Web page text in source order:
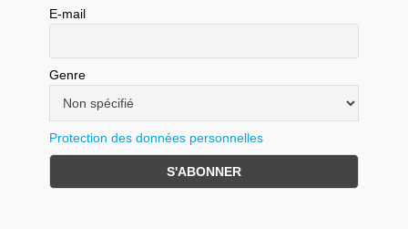
E-mail
Genre
Protection des données personnelles